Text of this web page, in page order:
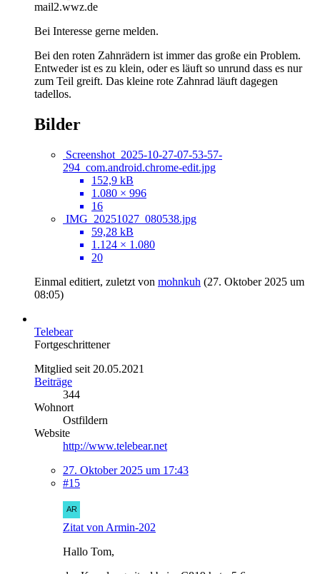
mail2.wwz.de
Bei Interesse gerne melden.
Bei den roten Zahnrädern ist immer das große ein Problem.
Entweder ist es zu klein, oder es läuft so unrund dass es nur
zum Teil greift. Das kleine rote Zahnrad läuft dagegen
tadellos.
Bilder
Screenshot_2025-10-27-07-53-57-
294_com.android.chrome-edit.jpg
152,9 kB
1.080 × 996
16
IMG_20251027_080538.jpg
59,28 kB
1.124 × 1.080
20
Einmal editiert, zuletzt von mohnkuh (27. Oktober 2025 um
08:05)
Telebear
Fortgeschrittener
Mitglied seit 20.05.2021
Beiträge
344
Wohnort
Ostfildern
Website
http://www.telebear.net
27. Oktober 2025 um 17:43
#15
Zitat von Armin-202
Hallo Tom,